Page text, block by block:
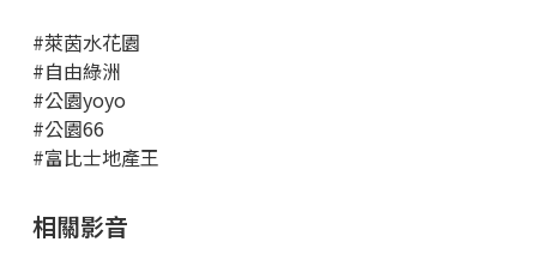
#萊茵水花園
#自由綠洲
#公園yoyo
#公園66
#富比士地產王
相關影音